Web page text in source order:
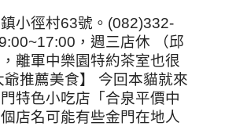
小徑村63號。(082)332-
，週三店休 （邱
離軍中樂園特約茶室也很
爺推薦美食】 今回本貓就來
特色小吃店「合泉平價中
店名可能有些金門在地人